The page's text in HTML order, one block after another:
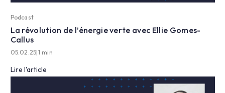
Podcast
La révolution de l’énergie verte avec Ellie Gomes-
Callus
05.02.25|1 min
Lire l'article